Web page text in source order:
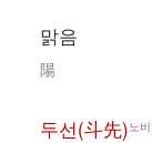
맑음
陽
두선(斗先)노비